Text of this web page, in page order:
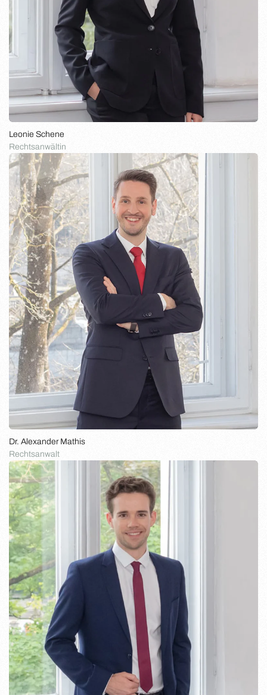
Leonie Schene
Rechtsanwältin
Dr. Alexander Mathis
Rechtsanwalt